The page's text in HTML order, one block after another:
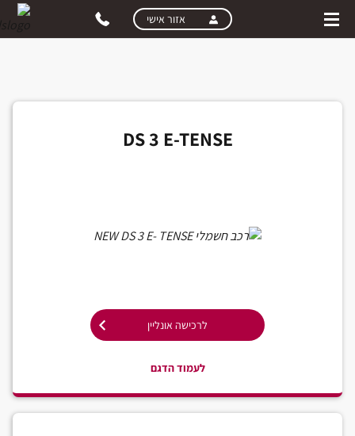
skip
אזור אישי
DS 3 E-TENSE
לרכישה אונליין
לעמוד הדגם